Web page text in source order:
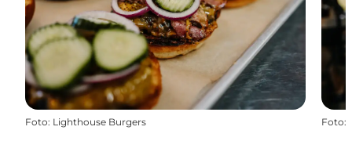
Foto: Lighthouse Burgers Foto: